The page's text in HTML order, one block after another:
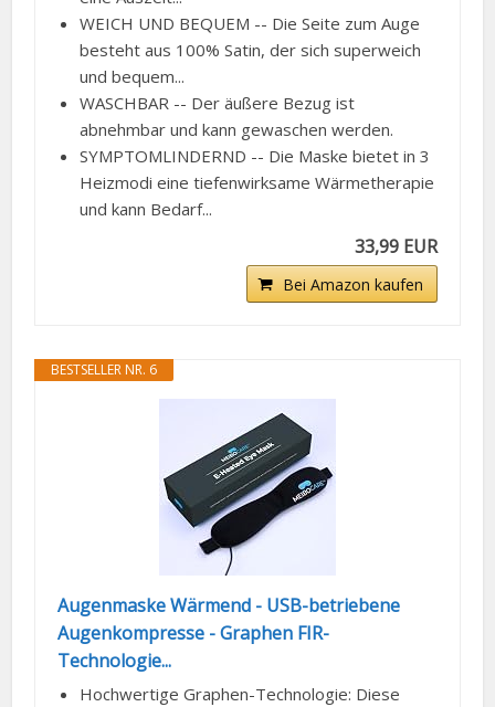
WEICH UND BEQUEM -- Die Seite zum Auge
besteht aus 100% Satin, der sich superweich
und bequem...
WASCHBAR -- Der äußere Bezug ist
abnehmbar und kann gewaschen werden.
SYMPTOMLINDERND -- Die Maske bietet in 3
Heizmodi eine tiefenwirksame Wärmetherapie
und kann Bedarf...
33,99 EUR
Bei Amazon kaufen
BESTSELLER NR. 6
Augenmaske Wärmend - USB-betriebene
Augenkompresse - Graphen FIR-
Technologie...
Hochwertige Graphen-Technologie: Diese